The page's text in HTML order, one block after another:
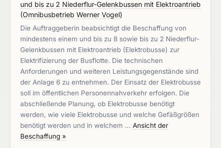
und bis zu 2 Niederflur-Gelenkbussen mit Elektroantrieb
(Omnibusbetrieb Werner Vogel)
Die Auftraggeberin beabsichtigt die Beschaffung von
mindestens einem und bis zu 8 sowie bis zu 2 Niederflur-
Gelenkbussen mit Elektroantrieb (Elektrobusse) zur
Elektrifizierung der Busflotte. Die technischen
Anforderungen und weiteren Leistungsgegenstände sind
der Anlage 6 zu entnehmen. Der Einsatz der Elektrobusse
soll im öffentlichen Personennahverkehr erfolgen. Die
abschließende Planung, ob Elektrobusse benötigt
werden, wie viele Elektrobusse und welche Gefäßgrößen
benötigt werden und in welchem … Ansicht der
Beschaffung »